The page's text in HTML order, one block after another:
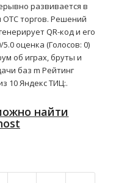
развивается в
торгов. Решений
QR-код и его
оценка (Голосов: 0)
об играх, бруты и
баз m Рейтинг
10 Яндекс ТИЦ:.
найти